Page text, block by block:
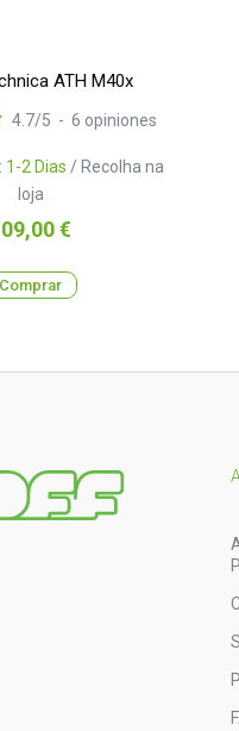
ATH M40x
1-2 Dias / Recolha na
loja
4.7/5 - 6 opiniones
€
Comprar